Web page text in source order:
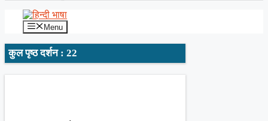
Menu
कुल पृष्ठ दर्शन : 22